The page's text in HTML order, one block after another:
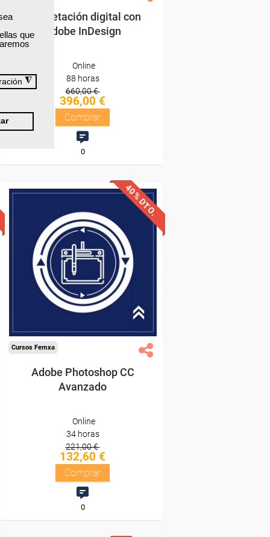
que
◮
Maquetación digital con
Adobe InDesign
Online
88 horas
660,00 €
396,00 €
Comprar
0
40% DTO.
Descuentos especiales
Sin requisitos de acceso
Diploma
Compra segura
Cursos Femxa
Adobe Photoshop CC
Avanzado
Online
34 horas
221,00 €
132,60 €
Comprar
0